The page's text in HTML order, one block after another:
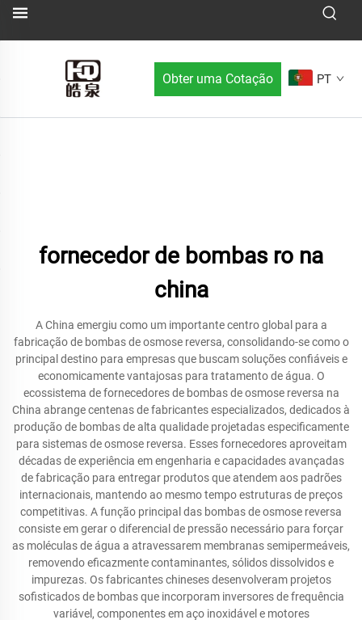
Obter uma Cotação PT
fornecedor de bombas ro na
china
A China emergiu como um importante centro global para a
fabricação de bombas de osmose reversa, consolidando-se como o
principal destino para empresas que buscam soluções confiáveis e
economicamente vantajosas para tratamento de água. O
ecossistema de fornecedores de bombas de osmose reversa na
China abrange centenas de fabricantes especializados, dedicados à
produção de bombas de alta qualidade projetadas especificamente
para sistemas de osmose reversa. Esses fornecedores aproveitam
décadas de experiência em engenharia e capacidades avançadas
de fabricação para entregar produtos que atendem aos padrões
internacionais, mantendo ao mesmo tempo estruturas de preços
competitivas. A função principal das bombas de osmose reversa
consiste em gerar o diferencial de pressão necessário para forçar
as moléculas de água a atravessarem membranas semipermeáveis,
removendo eficazmente contaminantes, sólidos dissolvidos e
impurezas. Os fabricantes chineses desenvolveram projetos
sofisticados de bombas que incorporam inversores de frequência
variável, componentes em aço inoxidável e motores